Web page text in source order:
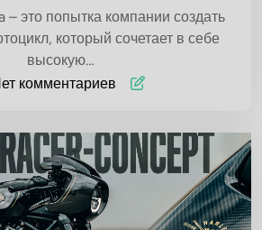
– это попытка компании создать
который сочетает в себе
высокую…
комментариев